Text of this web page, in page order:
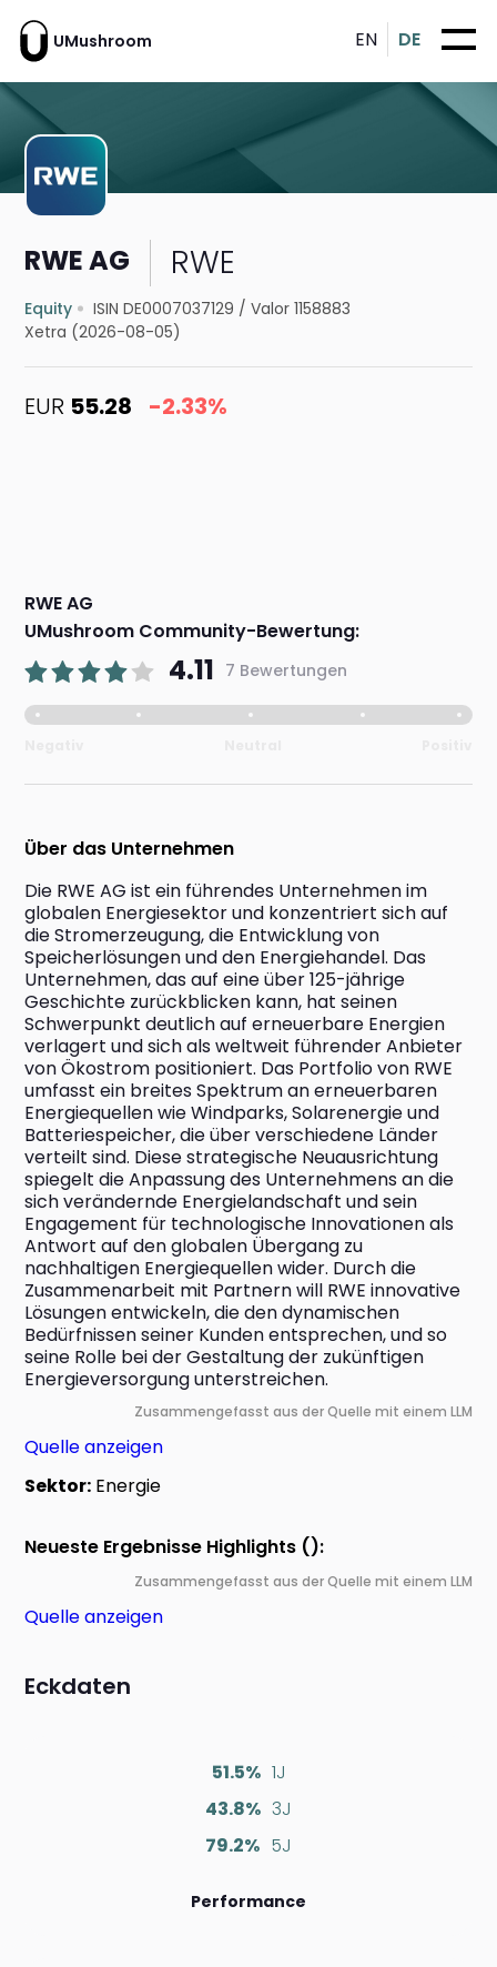
UMushroom EN DE
RWE AG RWE
Equity ISIN DE0007037129 /Valor 1158883
Xetra (2026-08-05)
EUR 55.28 -2.33%
RWE AG
UMushroom Community-Bewertung:
4.11 7 Bewertungen
Über das Unternehmen
Die RWE AG ist ein führendes Unternehmen im
globalen Energiesektor und konzentriert sich auf
die Stromerzeugung, die Entwicklung von
Speicherlösungen und den Energiehandel. Das
Unternehmen, das auf eine über 125-jährige
Geschichte zurückblicken kann, hat seinen
Schwerpunkt deutlich auf erneuerbare Energien
verlagert und sich als weltweit führender Anbieter
von Ökostrom positioniert. Das Portfolio von RWE
umfasst ein breites Spektrum an erneuerbaren
Energiequellen wie Windparks, Solarenergie und
Batteriespeicher, die über verschiedene Länder
verteilt sind. Diese strategische Neuausrichtung
spiegelt die Anpassung des Unternehmens an die
sich verändernde Energielandschaft und sein
Engagement für technologische Innovationen als
Antwort auf den globalen Übergang zu
nachhaltigen Energiequellen wider. Durch die
Zusammenarbeit mit Partnern will RWE innovative
Lösungen entwickeln, die den dynamischen
Bedürfnissen seiner Kunden entsprechen, und so
seine Rolle bei der Gestaltung der zukünftigen
Energieversorgung unterstreichen.
Zusammengefasst aus der Quelle mit einem LLM
Quelle anzeigen
Sektor: Energie
Neueste Ergebnisse Highlights ():
Zusammengefasst aus der Quelle mit einem LLM
Quelle anzeigen
Eckdaten
51.5% 1J
43.8% 3J
79.2% 5J
Performance